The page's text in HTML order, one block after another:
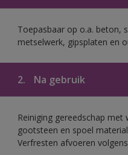
Toepasbaar op o.a. beton,
metselwerk, gipsplaten en
2. Na gebruik
Reiniging gereedschap
gootsteen en spoel
Verfresten afvoeren